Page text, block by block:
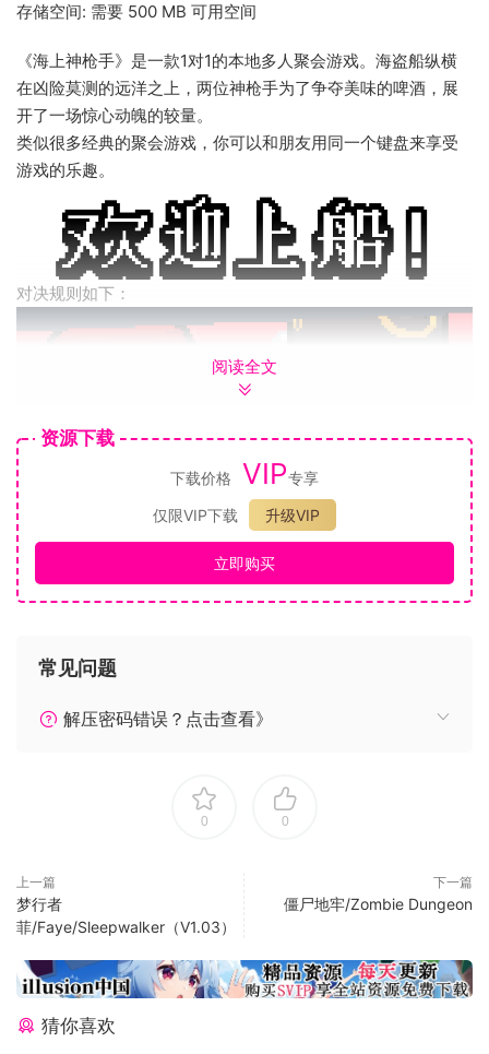
存储空间: 需要 500 MB 可用空间
《海上神枪手》是一款1对1的本地多人聚会游戏。海盗船纵横
在凶险莫测的远洋之上，两位神枪手为了争夺美味的啤酒，展
开了一场惊心动魄的较量。
类似很多经典的聚会游戏，你可以和朋友用同一个键盘来享受
游戏的乐趣。
对决规则如下：
先到达海盗船正中啤酒所在位置者胜利。
跌出船外则立即出局，对手胜利。
只需要其中一个人拥有游戏即可体验！
就向哪些经典老游戏一样！
统统不用不过担心！可以在按键修改界面适配最合适的操作按
阅读全文
资源下载
下载价格 VIP专享
仅限VIP下载
升级VIP
立即购买
常见问题
解压密码错误？点击查看》
0 0
上一篇
梦行者
菲/Faye/Sleepwalker（V1.03）
下一篇
僵尸地牢/Zombie Dungeon
猜你喜欢